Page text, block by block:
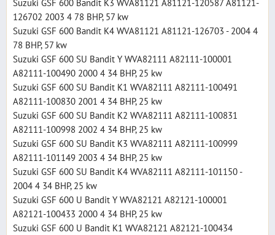
Suzuki GSF 600 Bandit K3 WVA81121 A81121-120587 A81121-
126702 2003 4 78 BHP, 57 kw
Suzuki GSF 600 Bandit K4 WVA81121 A81121-126703 - 2004 4
78 BHP, 57 kw
Suzuki GSF 600 SU Bandit Y WVA82111 A82111-100001
A82111-100490 2000 4 34 BHP, 25 kw
Suzuki GSF 600 SU Bandit K1 WVA82111 A82111-100491
A82111-100830 2001 4 34 BHP, 25 kw
Suzuki GSF 600 SU Bandit K2 WVA82111 A82111-100831
A82111-100998 2002 4 34 BHP, 25 kw
Suzuki GSF 600 SU Bandit K3 WVA82111 A82111-100999
A82111-101149 2003 4 34 BHP, 25 kw
Suzuki GSF 600 SU Bandit K4 WVA82111 A82111-101150 -
2004 4 34 BHP, 25 kw
Suzuki GSF 600 U Bandit Y WVA82121 A82121-100001
A82121-100433 2000 4 34 BHP, 25 kw
Suzuki GSF 600 U Bandit K1 WVA82121 A82121-100434